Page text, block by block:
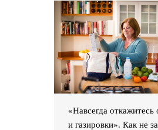
«Навсегда откажитесь
и газировки». Как не